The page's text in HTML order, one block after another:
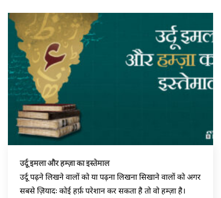
उर्दू इमला और हम्ज़ा का इस्तेमाल
उर्दू पढ़ने लिखने वालों को या पढ़ना लिखना सिखाने वालों को अगर
सबसे ज़ियादः कोई हर्फ़ परेशान कर सकता है तो वो हम्ज़ा है।